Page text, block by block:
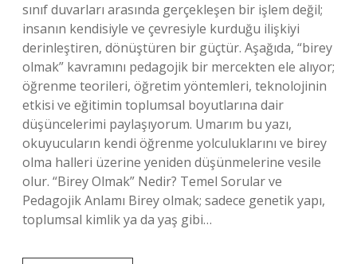
sınıf duvarları arasında gerçekleşen bir işlem değil;
insanın kendisiyle ve çevresiyle kurduğu ilişkiyi
derinleştiren, dönüştüren bir güçtür. Aşağıda, “birey
olmak” kavramını pedagojik bir mercekten ele alıyor;
öğrenme teorileri, öğretim yöntemleri, teknolojinin
etkisi ve eğitimin toplumsal boyutlarına dair
düşüncelerimi paylaşıyorum. Umarım bu yazı,
okuyucuların kendi öğrenme yolculuklarını ve birey
olma halleri üzerine yeniden düşünmelerine vesile
olur. “Birey Olmak” Nedir? Temel Sorular ve
Pedagojik Anlamı Birey olmak; sadece genetik yapı,
toplumsal kimlik ya da yaş gibi…